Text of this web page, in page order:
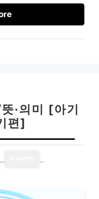
·의미 [아기
편]